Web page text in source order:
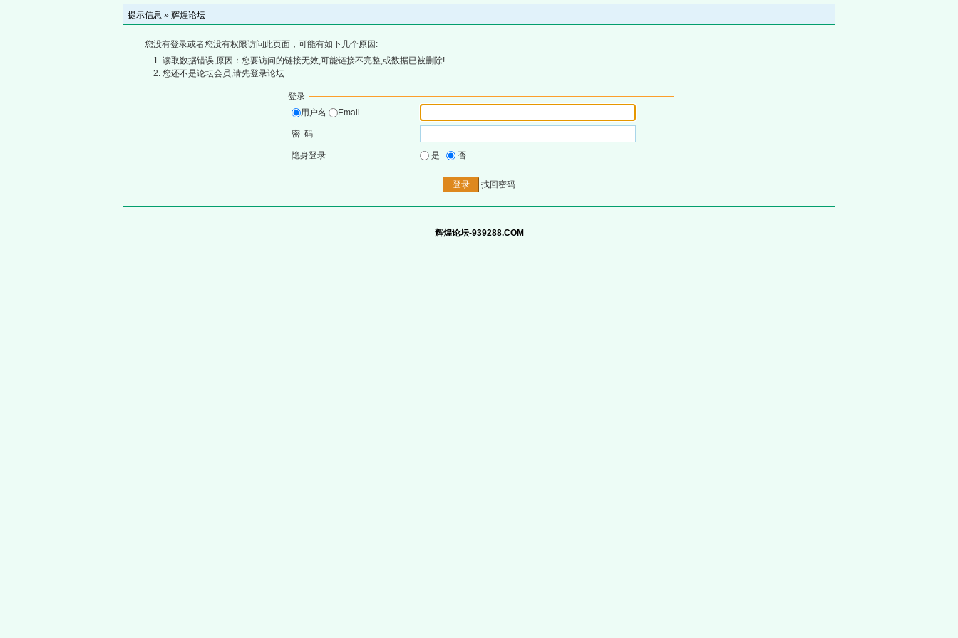
提示信息 » 辉煌论坛
您没有登录或者您没有权限访问此页面，可能有如下几个原因:
读取数据错误,原因：您要访问的链接无效,可能链接不完整,或数据已被删除!
您还不是论坛会员,请先登录论坛
登录
用户名
Email
密 码
隐身登录 是 否
找回密码
辉煌论坛-939288.COM